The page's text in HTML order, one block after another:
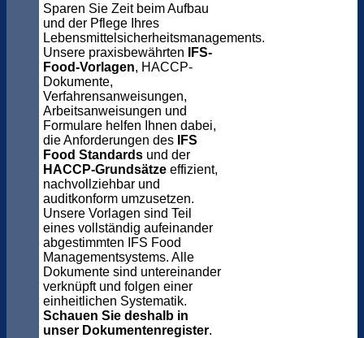
Sparen Sie Zeit beim Aufbau
und der Pflege Ihres
Lebensmittelsicherheitsmanagements.
Unsere praxisbewährten
IFS-
Food-Vorlagen, HACCP-
Dokumente,
Verfahrensanweisungen,
Arbeitsanweisungen und
Formulare helfen Ihnen dabei,
die Anforderungen des
IFS
Food Standards und der
HACCP-Grundsätze effizient,
nachvollziehbar und
auditkonform umzusetzen.
Unsere Vorlagen sind Teil
eines vollständig aufeinander
abgestimmten IFS Food
Managementsystems. Alle
Dokumente sind untereinander
verknüpft und folgen einer
einheitlichen Systematik.
Schauen Sie deshalb in
unser Dokumentenregister.